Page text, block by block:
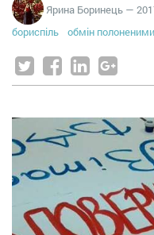
Ярина Боринець —
бориспіль
обмін полоненими